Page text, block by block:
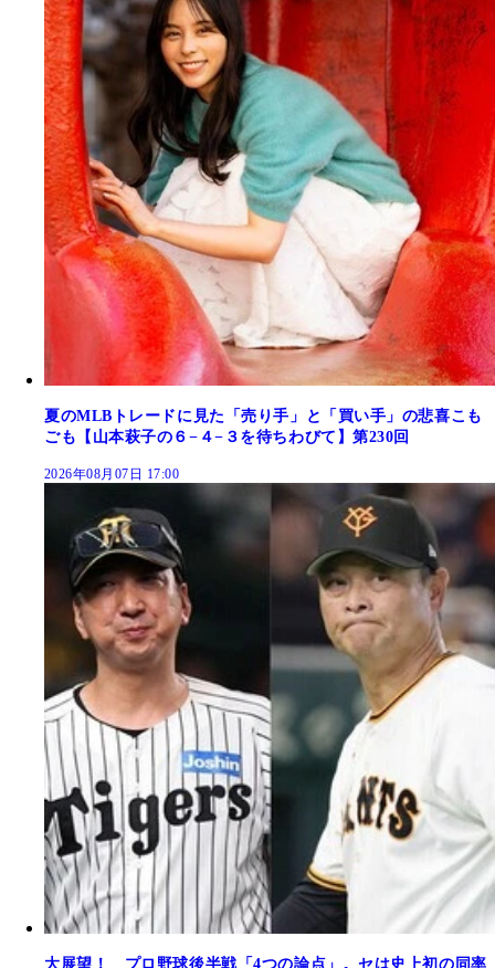
夏のMLBトレードに見た「売り手」と「買い手」の悲喜こも
ごも【山本萩子の６−４−３を待ちわびて】第230回
2026年08月07日 17:00
大展望！ プロ野球後半戦「4つの論点」。セは史上初の同率